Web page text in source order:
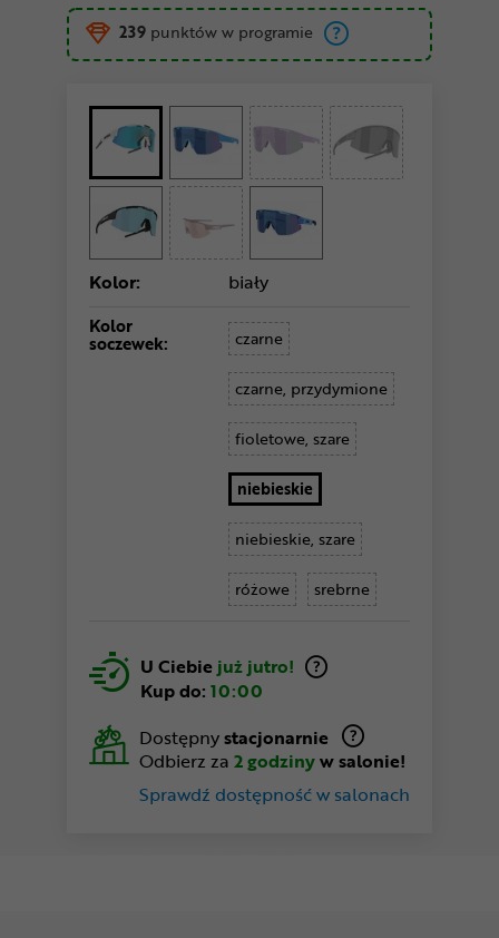
239 punktów w programie
Kolor: biały
Kolor
soczewek: czarne
czarne, przydymione
fioletowe, szare
niebieskie
niebieskie, szare
różowe srebrne
U Ciebie już jutro!
Kup do: 10:00
Dostępnystacjonarnie
Odbierz za 2 godzinyw salonie!
Sprawdź dostępność w salonach